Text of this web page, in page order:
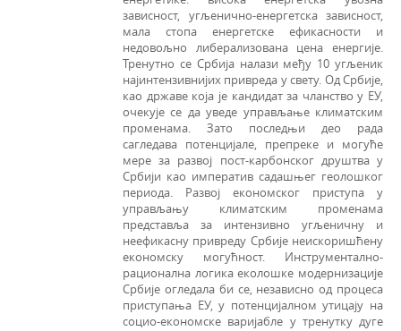
зависност, угљенично-енергетска зависност,
мала стопа енергетске ефикасности и
недовољно либерализована цена енергије.
Тренутно се Србија налази међу 10 угљеник
најинтензивнијих привреда у свету. Од Србије,
као државе која је канди­дат за чланство у ЕУ,
очекује се да уведе управљање климатским
променама. Зато последњи део рада
сагледава потенцијале, препреке и могуће
мере за развој пост-карбонског друштва у
Србији као императив садашњег геолошког
периода. Развој економског при­ступа у
управљању климатским променама
представља за интензивно угљеничну и
неефикасну привреду Србије неискоришћену
економску могућност. Инструментално-
рационална логика еколошке модернизације
Србије огледала би се, независно од процеса
приступања ЕУ, у потенцијалном утицају на
социо-економске варијабле у тренутку дуге